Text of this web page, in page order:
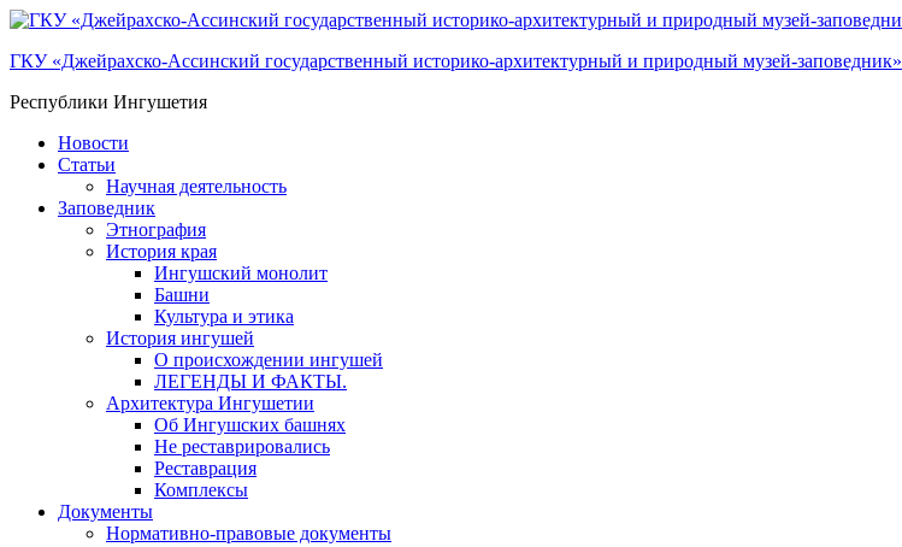
ГКУ «Джейрахско-Ассинcкий государственный историко-архитектурный и природный музей-заповедник»
Республики Ингушетия
Новости
Статьи
Научная деятельность
Заповедник
Этнография
История края
Ингушский монолит
Башни
Культура и этика
История ингушей
О происхождении ингушей
ЛЕГЕНДЫ И ФАКТЫ.
Архитектура Ингушетии
Об Ингушских башнях
Не реставрировались
Реставрация
Комплексы
Документы
Нормативно-правовые документы